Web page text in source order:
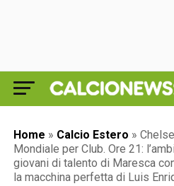
Home » Calcio Estero »
Mondiale per Club. Ore 21:
giovani di talento di Maresca
la macchina perfetta di Luis